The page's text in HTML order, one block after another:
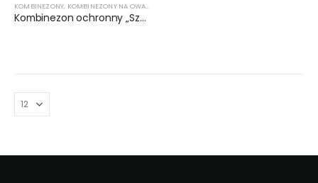
KOMBINEZONY, KOMBINEZONY NA OWADY
Kombinezon ochronny „Szerszeń”